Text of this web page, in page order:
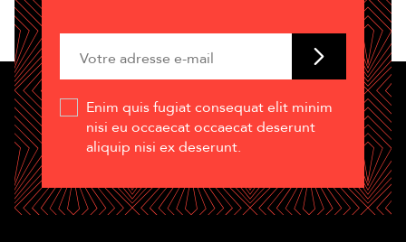
Enim quis fugiat consequat elit minim
nisi eu occaecat occaecat deserunt
aliquip nisi ex deserunt.